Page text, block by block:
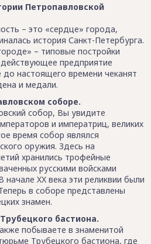
Петропавловской
– это «сердце» города,
история Санкт-Петербурга.
– типовые постройки
предприятие
настоящего времени чеканят
и медали.
соборе.
собор, Вы увидите
и императриц, великих
время собор являлся
оружия. Здесь на
хранились трофейные
русскими войсками
начале XX века эти реликвии были
в соборе представлены
знамен.
бастиона.
побываете в знаменитой
Трубецкого бастиона, где